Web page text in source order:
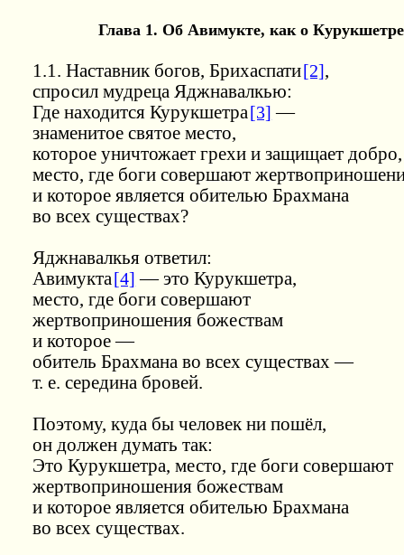
Глава 1. Об Авимукте, как о Курукшетре
1.1. Наставник богов, Брихаспати[2],
спросил мудреца Яджнавалкью:
Где находится Курукшетра[3] —
знаменитое святое место,
которое уничтожает грехи и защищает добро,
место, где боги совершают
и которое является обителью Брахмана
во всех существах?
Яджнавалкья ответил:
Авимукта[4] — это Курукшетра,
место, где боги совершают
жертвоприношения божествам
и которое —
обитель Брахмана во всех существах —
т. е. середина бровей.
Поэтому, куда бы человек ни пошёл,
он должен думать так:
Это Курукшетра, место, где боги совершают
жертвоприношения божествам
и которое является обителью Брахмана
во всех существах.